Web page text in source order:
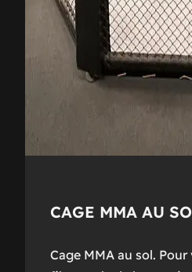
CAGE MMA AU
Cage MMA au sol.